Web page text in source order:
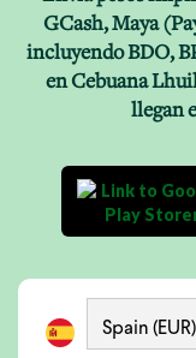
GCash, Maya
incluyendo BDO,
en Cebuana
llegan